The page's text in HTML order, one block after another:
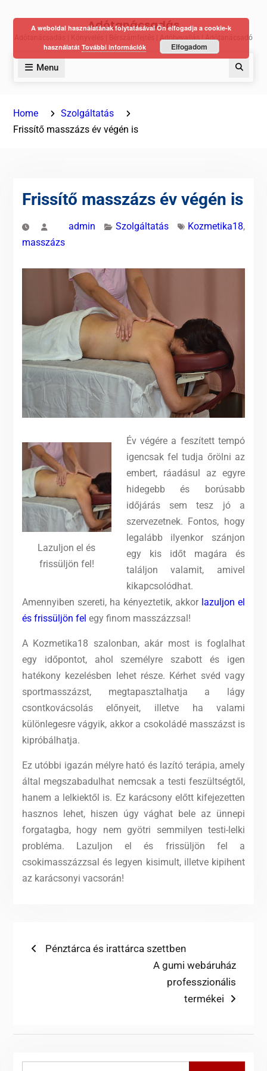
Adótanácsadás
Adótanácsadás | Könyvelés | Bérszámfejtés | Adóbevallás | Adótanácsadó
Menu
Home
Szolgáltatás
Frissítő masszázs év végén is
Frissítő masszázs év végén is
admin Szolgáltatás Kozmetika18,
masszázs
Lazuljon el és
frissüljön fel!
Év végére a feszített tempó
igencsak fel tudja őrölni az
embert, ráadásul az egyre
hidegebb és borúsabb
időjárás sem tesz jó a
szervezetnek. Fontos, hogy
legalább ilyenkor szánjon
egy kis időt magára és
találjon valamit, amivel
kikapcsolódhat.
Amennyiben szereti, ha kényeztetik, akkor lazuljon el
és frissüljön fel egy finom masszázzsal!
A Kozmetika18 szalonban, akár most is foglalhat
egy időpontot, ahol személyre szabott és igen
hatékony kezelésben lehet része. Kérhet svéd vagy
sportmasszázst, megtapasztalhatja a lágy
csontkovácsolás előnyeit, illetve ha valami
különlegesre vágyik, akkor a csokoládé masszázst is
kipróbálhatja.
Ez utóbbi igazán mélyre ható és lazító terápia, amely
által megszabadulhat nemcsak a testi feszültségtől,
hanem a lelkiektől is. Ez karácsony előtt kifejezetten
hasznos lehet, hiszen úgy vághat bele az ünnepi
forgatagba, hogy nem gyötri semmilyen testi-lelki
probléma. Lazuljon el és frissüljön fel a
csokimasszázzsal és legyen kisimult, illetve kipihent
az karácsonyi vacsorán!
Bejegyzés
Previous
Pénztárca és irattárca szettben
Next
post:
A gumi webáruház
professzionális
termékei
A weboldal használatának folytatásával Ön elfogadja a cookie-k
használatát További információk Elfogadom